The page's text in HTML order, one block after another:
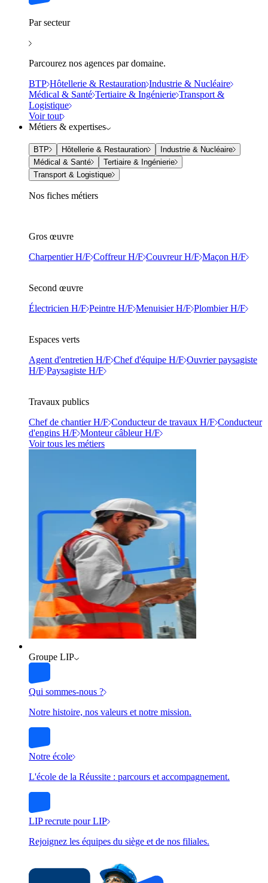
Par secteur
Parcourez nos agences par domaine.
BTP Hôtellerie & Restauration Industrie & Nucléaire
Médical & Santé Tertiaire & Ingénierie Transport &
Logistique
Voir tout
Métiers & expertises
BTP Hôtellerie & Restauration
Industrie & Nucléaire
Médical & Santé
Tertiaire & Ingénierie
Transport & Logistique
Nos fiches métiers
Gros œuvre
Charpentier H/F Coffreur H/F Couvreur H/F Maçon H/F
Second œuvre
Électricien H/F Peintre H/F Menuisier H/F Plombier H/F
Espaces verts
Agent d'entretien H/F Chef d'équipe H/F Ouvrier paysagiste
H/F Paysagiste H/F
Travaux publics
Chef de chantier H/F Conducteur de travaux H/F Conducteur
d'engins H/F Monteur câbleur H/F
Voir tous les métiers
Groupe LIP
Qui sommes-nous ?
Notre histoire, nos valeurs et notre mission.
Notre école
L'école de la Réussite : parcours et accompagnement.
LIP recrute pour LIP
Rejoignez les équipes du siège et de nos filiales.